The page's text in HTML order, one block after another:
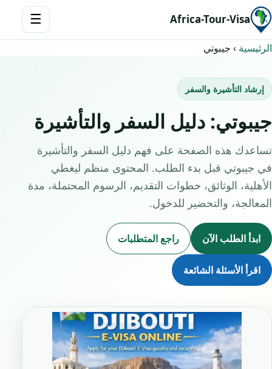
Africa-Tour-Visa
☰
الرئيسية › جيبوتي
إرشاد التأشيرة والسفر
جيبوتي: دليل السفر والتأشيرة
تساعدك هذه الصفحة على فهم دليل السفر والتأشيرة
في جيبوتي قبل بدء الطلب. المحتوى منظم ليغطي
الأهلية، الوثائق، خطوات التقديم، الرسوم المحتملة، مدة
المعالجة، والتحضير للدخول.
ابدأ الطلب الآن راجع المتطلبات
اقرأ الأسئلة الشائعة